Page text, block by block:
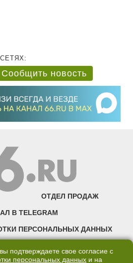
Сообщить новость
ОТДЕЛ ПРОДАЖ
В TELEGRAM
ПЕРСОНАЛЬНЫХ ДАННЫХ
подтверждаете свое согласие с
персональных данных и на